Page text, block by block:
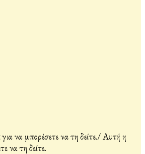
να μπορέσετε να τη δείτε./Αυτή η
να τη δείτε.